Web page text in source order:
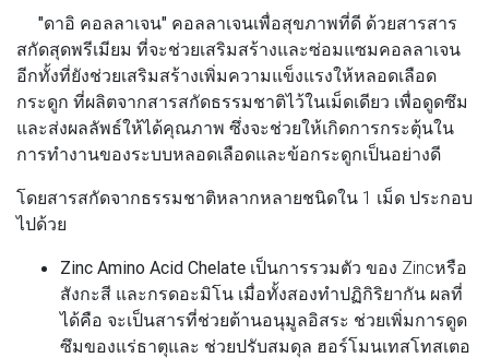
"ดาอิ คอลลาเจน" คอลลาเจนเพื่อสุขภาพที่ดี ด้วยสารสาร
สกัดสุดพรีเมียม ที่จะช่วยเสริมสร้างและซ่อมแซมคอลลาเจน
อีกทั้งที่ยังช่วยเสริมสร้างเพิ่มความแข็งแรงให้หลอดเลือด
กระดูก ที่ผลิตจากสารสกัดธรรมชาติไว้ในเม็ดเดียว เพื่อดูดซึม
และส่งผลลัพธ์ให้ได้คุณภาพ ซึ่งจะช่วยให้เกิดการกระตุ้นใน
การทำงานของระบบหลอดเลือดและข้อกระดูกเป็นอย่างดี
โดยสารสกัดจากธรรมชาติหลากหลายชนิดใน 1 เม็ด ประกอบ
ไปด้วย
Zinc Amino Acid Chelate เป็นการรวมตัว ของ Zincหรือ
สังกะสี และกรดอะมิโน เมื่อทั้งสองทำปฏิกิริยากัน ผลที่
ได้คือ จะเป็นสารที่ช่วยต้านอนุมูลอิสระ ช่วยเพิ่มการดูด
ซึมของแร่ธาตุและ ช่วยปรับสมดุล ฮอร์โมนเทสโทสเตอ